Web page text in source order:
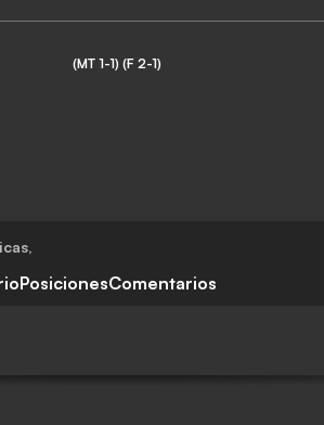
(MT 1-1) (F 2-1)
,
PosicionesComentarios